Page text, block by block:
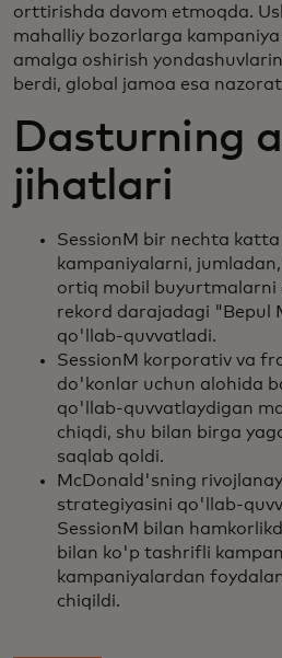
orttirishda davom etmoqda.
mahalliy bozorlarga
amalga oshirish
berdi, global jamoa esa
Dasturning
jihatlari
SessionM bir nechta
kampaniyalarni,
ortiq mobil buyurtmalarni
rekord darajadagi "Bepul
qo'llab-quvvatladi.
SessionM korporativ va
do'konlar uchun alohida
qo'llab-quvvatlaydigan
chiqdi, shu bilan birga
saqlab qoldi.
McDonald'sning
strategiyasini qo'llab-
SessionM bilan
bilan ko'p tashrifli
kampaniyalardan
chiqildi.